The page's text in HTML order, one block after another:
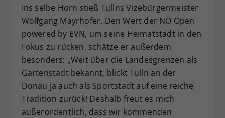
Ins selbe Horn stieß Tullns Vizebürgermeister
Wolfgang Mayrhofer. Den Wert der NÖ Open
powered by EVN, um seine Heimatstadt in den
Fokus zu rücken, schätze er außerdem
besonders: „Weit über die Landesgrenzen als
Gartenstadt bekannt, blickt Tulln an der
Donau ja auch als Sportstadt auf eine reiche
Tradition zurück! Deshalb freut es mich
außerordentlich, dass wir kommenden